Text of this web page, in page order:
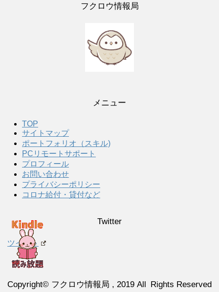
フクロウ情報局
メニュー
TOP
サイトマップ
ポートフォリオ（スキル)
PCリモートサポート
プロフィール
お問い合わせ
プライバシーポリシー
コロナ給付・貸付など
Twitter
ツイート
Copyright© フクロウ情報局 , 2019 All Rights Reserved